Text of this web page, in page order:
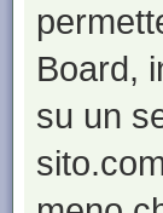
Board,
su un